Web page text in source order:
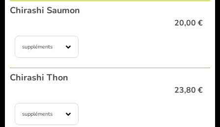
Chirashi Saumon
suppléments
20,00 €
Chirashi Thon
suppléments
23,80 €